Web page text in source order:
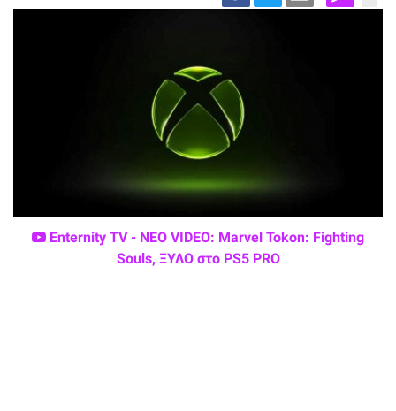
Enternity TV - ΝΕΟ VIDEO: Marvel Tokon: Fighting
Souls, ΞΥΛΟ στο PS5 PRO